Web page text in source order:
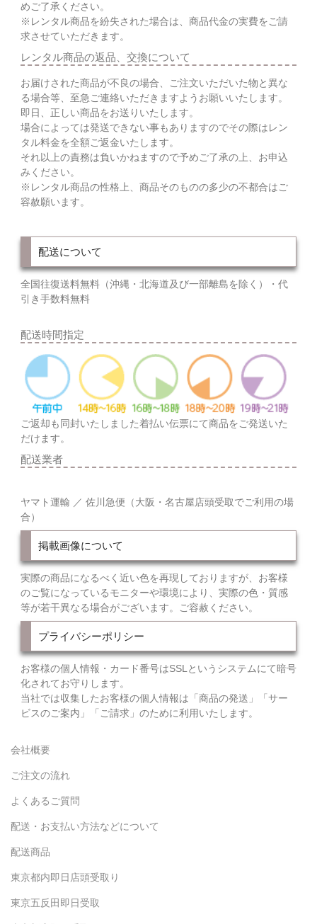
めご了承ください。
※レンタル商品を紛失された場合は、商品代金の実費をご請
求させていただきます。
レンタル商品の返品、交換について
お届けされた商品が不良の場合、ご注文いただいた物と異な
る場合等、至急ご連絡いただきますようお願いいたします。
即日、正しい商品をお送りいたします。
場合によっては発送できない事もありますのでその際はレン
タル料金を全額ご返金いたします。
それ以上の責務は負いかねますので予めご了承の上、お申込
みください。
※レンタル商品の性格上、商品そのものの多少の不都合はご
容赦願います。
配送について
全国往復送料無料（沖縄・北海道及び一部離島を除く）・代
引き手数料無料
配送時間指定
ご返却も同封いたしました着払い伝票にて商品をご発送いた
だけます。
配送業者
ヤマト運輸 ／ 佐川急便（大阪・名古屋店頭受取でご利用の場
合）
掲載画像について
実際の商品になるべく近い色を再現しておりますが、お客様
のご覧になっているモニターや環境により、実際の色・質感
等が若干異なる場合がございます。ご容赦ください。
プライバシーポリシー
お客様の個人情報・カード番号はSSLというシステムにて暗号
化されてお守りします。
当社では収集したお客様の個人情報は「商品の発送」「サー
ビスのご案内」「ご請求」のために利用いたします。
会社概要
ご注文の流れ
よくあるご質問
配送・お支払い方法などについて
配送商品
東京都内即日店頭受取り
東京五反田即日受取